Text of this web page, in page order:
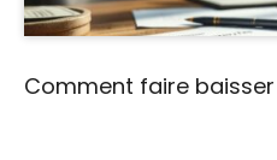
Comment faire